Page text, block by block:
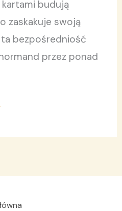
kartami budują
zaskakuje swoją
ta bezpośredniość
przez ponad